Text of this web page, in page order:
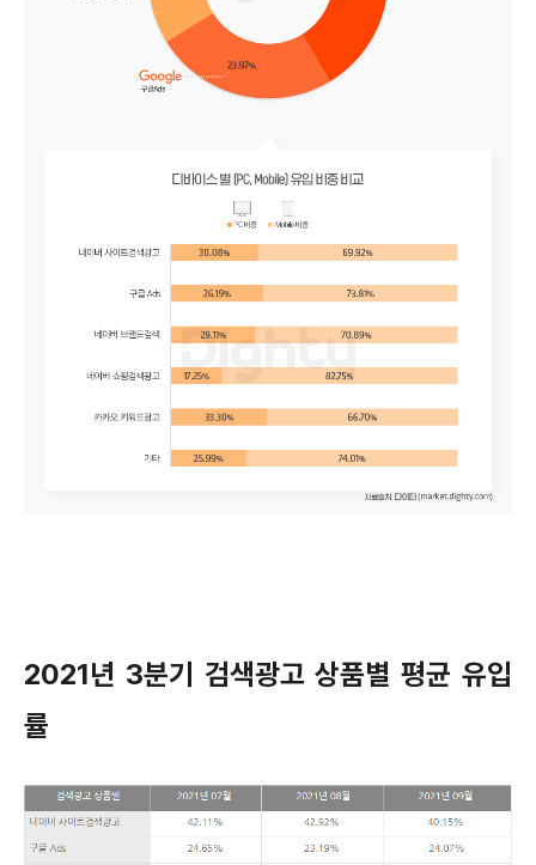
2021년 3분기 검색광고 상품별 평균 유입
률